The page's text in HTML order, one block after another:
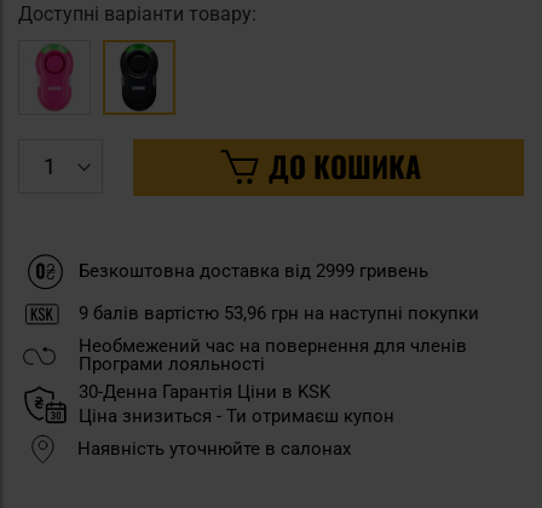
Доступні варіанти товару:
ДО КОШИКА
Безкоштовна доставка від 2999 гривень
9 балів вартістю 53,96 грн на наступні покупки
Необмежений час на повернення для членів
Програми лояльності
30-Денна Гарантія Ціни в KSK
Ціна знизиться - Ти отримаєш купон
Наявність уточнюйте в салонах